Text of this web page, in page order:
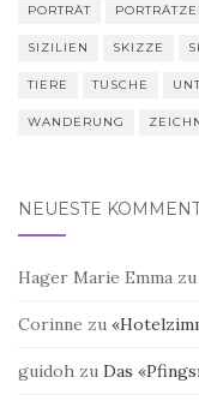
PORTRÄT
SIZILIEN SKIZZE
TIERE TUSCHE
WANDERUNG
NEUESTE
Hager Marie Emma zu
Corinne zu
guidoh zu Das